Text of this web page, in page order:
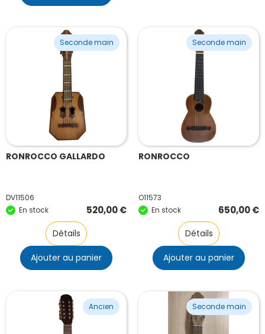
Seconde main
RONROCCO GALLARDO
DV11506
En stock
520,00€
Détails
Ajouter au panier
Seconde main
RONROCCO
O11573
En stock
650,00€
Détails
Ajouter au panier
Ancien Seconde main